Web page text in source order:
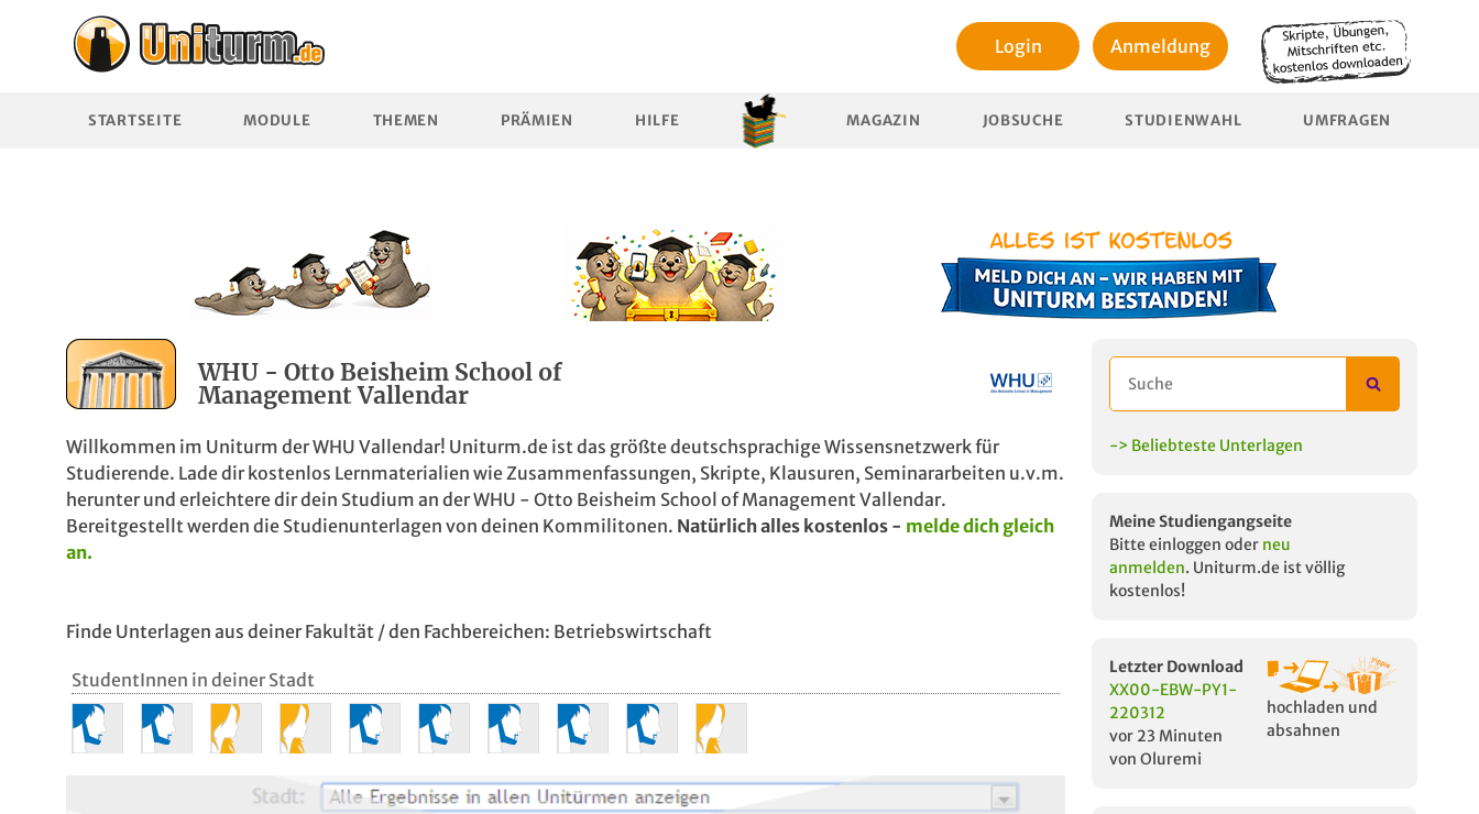
Login Anmeldung
STARTSEITE MODULE THEMEN PRÄMIEN HILFE MAGAZIN JOBSUCHE STUDIENWAHL UMFRAGEN
WHU - Otto Beisheim School of
Management Vallendar
Willkommen im Uniturm der WHU Vallendar! Uniturm.de ist das größte deutschsprachige Wissensnetzwerk für
Studierende. Lade dir kostenlos Lernmaterialien wie Zusammenfassungen, Skripte, Klausuren, Seminararbeiten u.v.m.
herunter und erleichtere dir dein Studium an der WHU - Otto Beisheim School of Management Vallendar.
Bereitgestellt werden die Studienunterlagen von deinen Kommilitonen. Natürlich alles kostenlos - melde dich gleich
an.
Finde Unterlagen aus deiner Fakultät / den Fachbereichen: Betriebswirtschaft
StudentInnen in deiner Stadt
-> Beliebteste Unterlagen
Meine Studiengangseite
Bitte einloggen oder neu
anmelden. Uniturm.de ist völlig
kostenlos!
Letzter Download
XX00-EBW-PY1-
220312
vor 23 Minuten
von Oluremi
hochladen und
absahnen